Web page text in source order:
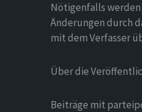
Nötigenfalls werden
Änderungen durch
mit dem Verfasser
Über die
Beiträge mit